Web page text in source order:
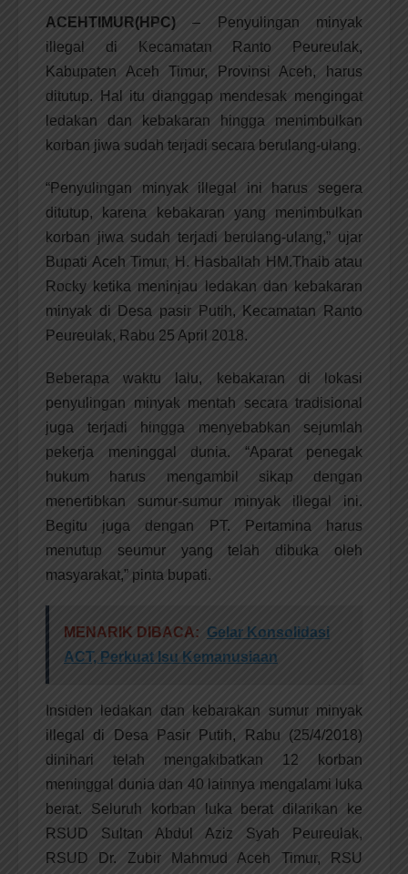
ACEHTIMUR(HPC) – Penyulingan minyak
illegal di Kecamatan Ranto Peureulak,
Kabupaten Aceh Timur, Provinsi Aceh, harus
ditutup. Hal itu dianggap mendesak mengingat
ledakan dan kebakaran hingga menimbulkan
korban jiwa sudah terjadi secara berulang-ulang.
“Penyulingan minyak illegal ini harus segera
ditutup, karena kebakaran yang menimbulkan
korban jiwa sudah terjadi berulang-ulang,” ujar
Bupati Aceh Timur, H. Hasballah HM.Thaib atau
Rocky ketika meninjau ledakan dan kebakaran
minyak di Desa pasir Putih, Kecamatan Ranto
Peureulak, Rabu 25 April 2018.
Beberapa waktu lalu, kebakaran di lokasi
penyulingan minyak mentah secara tradisional
juga terjadi hingga menyebabkan sejumlah
pekerja meninggal dunia. “Aparat penegak
hukum harus mengambil sikap dengan
menertibkan sumur-sumur minyak illegal ini.
Begitu juga dengan PT. Pertamina harus
menutup seumur yang telah dibuka oleh
masyarakat,” pinta bupati.
MENARIK DIBACA: ​Gelar Konsolidasi
ACT, Perkuat Isu Kemanusiaan​
Insiden ledakan dan kebarakan sumur minyak
illegal di Desa Pasir Putih, Rabu (25/4/2018)
dinihari telah mengakibatkan 12 korban
meninggal dunia dan 40 lainnya mengalami luka
berat. Seluruh korban luka berat dilarikan ke
RSUD Sultan Abdul Aziz Syah Peureulak,
RSUD Dr. Zubir Mahmud Aceh Timur, RSU